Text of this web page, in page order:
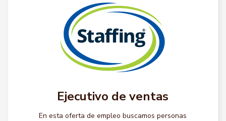
Ejecutivo de ventas
En esta oferta de empleo buscamos personas